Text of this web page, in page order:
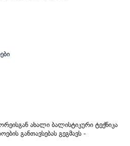
ახალი ბალისტიკური ტექნიკა
განთავსებას გეგმავს -